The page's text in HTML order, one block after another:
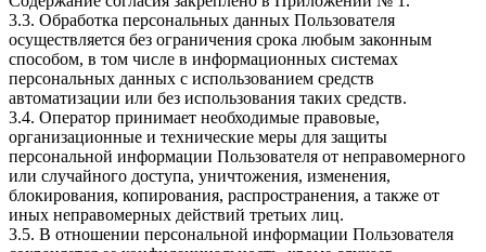
3.3. Обработка персональных данных Пользователя
осуществляется без ограничения срока любым законным
способом, в том числе в информационных системах
персональных данных с использованием средств
автоматизации или без использования таких средств.
3.4. Оператор принимает необходимые правовые,
организационные и технические меры для защиты
персональной информации Пользователя от неправомерного
или случайного доступа, уничтожения, изменения,
блокирования, копирования, распространения, а также от
иных неправомерных действий третьих лиц.
3.5. В отношении персональной информации Пользователя